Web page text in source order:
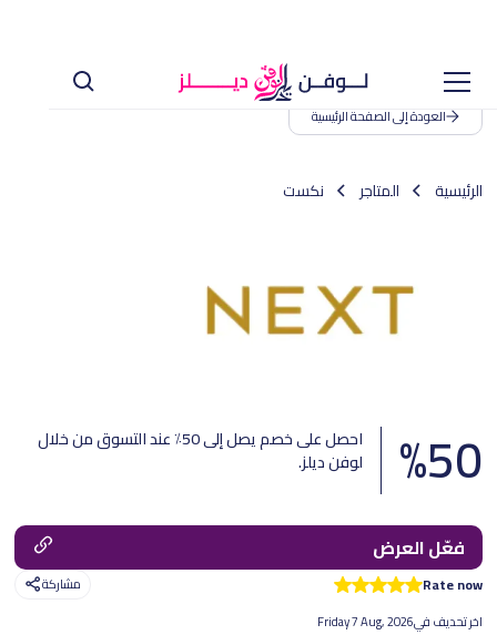
العودة إلى الصفحة الرئيسية
الرئيسية المتاجر نكست
50
% احصل على خصم يصل إلى 50٪ عند التسوق من خلال
لوفن ديلز.
فعّل العرض
Rate now
مشاركة
اخر تحديف فيFriday 7 Aug, 2026